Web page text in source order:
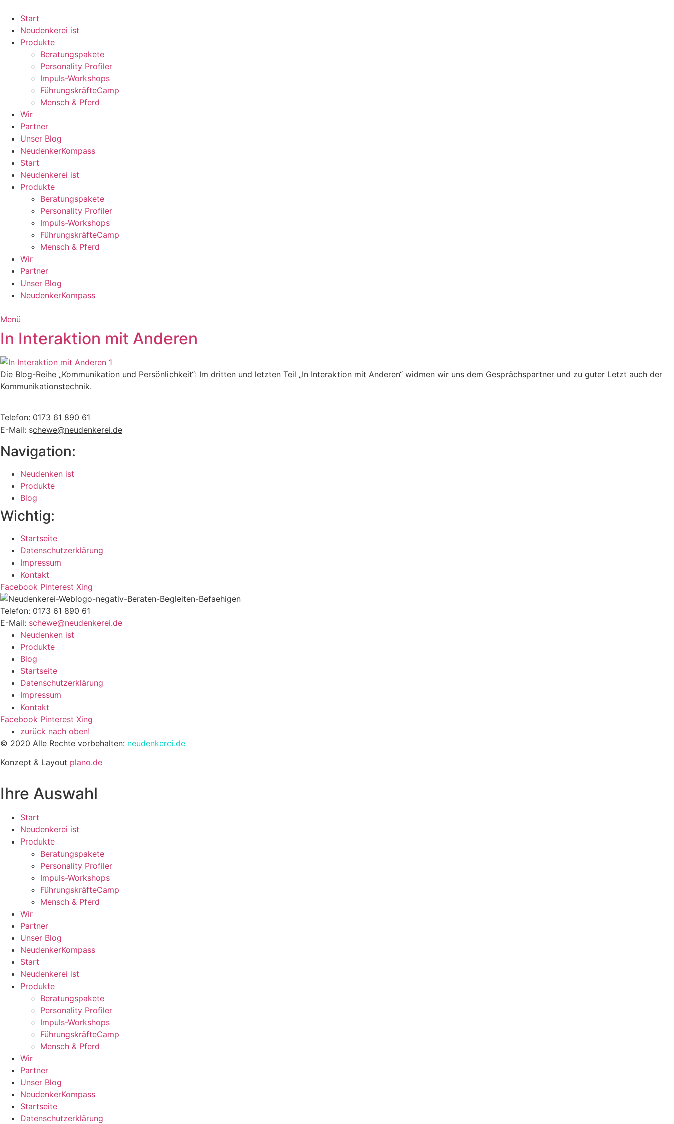
Inhalt
springen
Start
Neudenkerei ist
Produkte
Beratungspakete
Personality Profiler
Impuls-Workshops
FührungskräfteCamp
Mensch & Pferd
Wir
Partner
Unser Blog
NeudenkerKompass
Start
Neudenkerei ist
Produkte
Beratungspakete
Personality Profiler
Impuls-Workshops
FührungskräfteCamp
Mensch & Pferd
Wir
Partner
Unser Blog
NeudenkerKompass
Menü
In Interaktion mit Anderen
Die Blog-Reihe „Kommunikation und Persönlichkeit“: Im dritten und letzten Teil „In Interaktion mit Anderen“ widmen wir uns dem Gesprächspartner und zu guter Letzt auch der
Kommunikationstechnik.
Telefon: 0173 61 890 61
E-Mail: schewe@neudenkerei.de
Navigation:
Neudenken ist
Produkte
Blog
Wichtig:
Startseite
Datenschutzerklärung
Impressum
Kontakt
Facebook Pinterest Xing
Telefon: 0173 61 890 61
E-Mail: schewe@neudenkerei.de
Neudenken ist
Produkte
Blog
Startseite
Datenschutzerklärung
Impressum
Kontakt
Facebook Pinterest Xing
zurück nach oben!
© 2020 Alle Rechte vorbehalten: neudenkerei.de
Konzept & Layout plano.de
Ihre Auswahl
Start
Neudenkerei ist
Produkte
Beratungspakete
Personality Profiler
Impuls-Workshops
FührungskräfteCamp
Mensch & Pferd
Wir
Partner
Unser Blog
NeudenkerKompass
Start
Neudenkerei ist
Produkte
Beratungspakete
Personality Profiler
Impuls-Workshops
FührungskräfteCamp
Mensch & Pferd
Wir
Partner
Unser Blog
NeudenkerKompass
Startseite
Datenschutzerklärung